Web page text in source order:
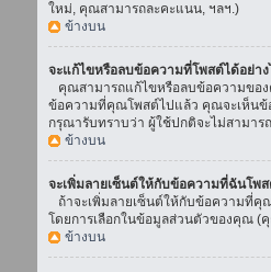
ใหม่, คุณสามารถละคะแนน, ฯลฯ.)
ข้างบน
จะแก้ไขหรือลบข้อความที่โพสต์ได้อย่าง
คุณสามารถแก้ไขหรือลบข้อความของ
ข้อความที่คุณโพสต์ไปแล้ว คุณจะเห็นข้
กรุณารับทราบว่า ผู้ใช้ปกติจะไม่สามา
ข้างบน
จะเพิ่มลายเซ็นต์ให้กับข้อความที่ฉันโพส
ถ้าจะเพิ่มลายเซ็นต์ให้กับข้อความที่คุ
โดยการเลือกในข้อมูลส่วนตัวของคุณ (
ข้างบน